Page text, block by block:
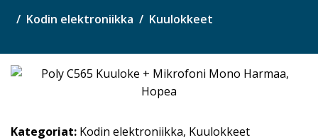
Kodin elektroniikka Kuulokkeet
Kategoriat: Kodin elektroniikka, Kuulokkeet